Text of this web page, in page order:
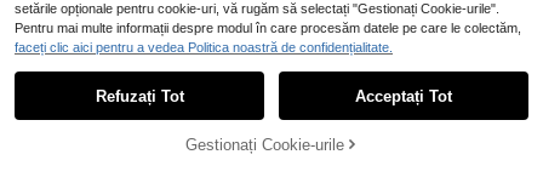
setările opționale pentru cookie-uri, vă rugăm să selectați "Gestionați Cookie-urile".
Pentru mai multe informații despre modul în care procesăm datele pe care le colectăm,
faceți clic aici pentru a vedea Politica noastră de confidențialitate.
Refuzați Tot Acceptați Tot
Gestionați Cookie-urile